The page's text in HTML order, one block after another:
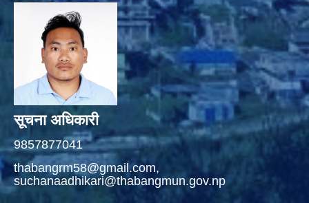
सूचना अधिकारी
9857877041
thabangrm58@gmail.com,
suchanaadhikari@thabangmun.gov.np